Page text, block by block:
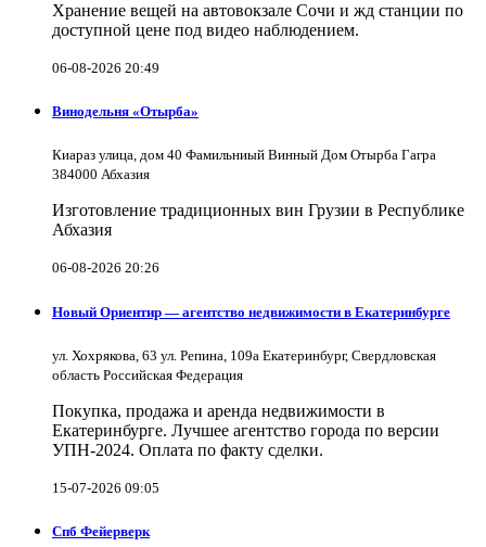
Хранение вещей на автовокзале Сочи и жд станции по
доступной цене под видео наблюдением.
06-08-2026 20:49
Винодельня «Отырба»
Киараз улица, дом 40 Фамильниый Винный Дом Отырба Гагра
384000 Абхазия
Изготовление традиционных вин Грузии в Республике
Абхазия
06-08-2026 20:26
Новый Ориентир — агентство недвижимости в Екатеринбурге
ул. Хохрякова, 63 ул. Репина, 109a Екатеринбург, Свердловская
область Российская Федерация
Покупка, продажа и аренда недвижимости в
Екатеринбурге. Лучшее агентство города по версии
УПН-2024. Оплата по факту сделки.
15-07-2026 09:05
Спб Фейерверк